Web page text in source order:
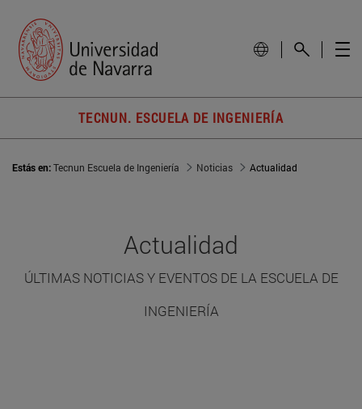
TECNUN. ESCUELA DE INGENIERÍA
Estás en:Tecnun Escuela de Ingeniería Noticias Actualidad
Actualidad
ÚLTIMAS NOTICIAS Y EVENTOS DE LA ESCUELA DE
INGENIERÍA